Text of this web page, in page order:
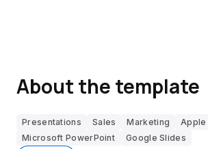
About the template
Presentations Sales Marketing
Apple
Microsoft PowerPoint
Google Slides